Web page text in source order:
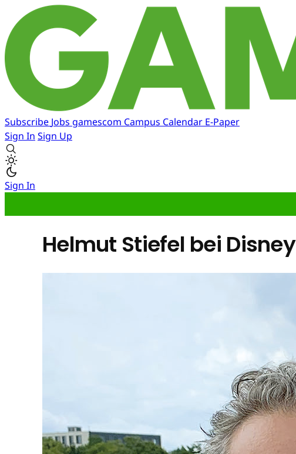
Subscribe Jobs gamescom Campus Calendar E-Paper
Sign In Sign Up
Sign In
Helmut Stiefel bei Disney